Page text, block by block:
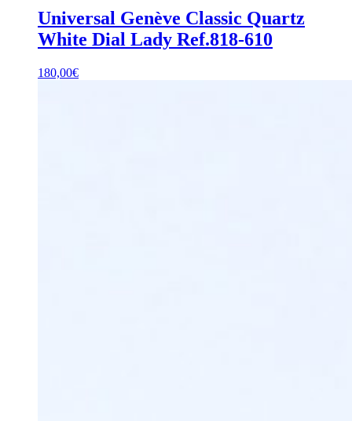
Universal Genève Classic Quartz
White Dial Lady Ref.818-610
180,00€